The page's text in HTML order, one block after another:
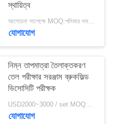
স্থায়িত্ব
আলোচনা সাপেক্ষে MOQ:পলিমার সমন্বিত ফ্লুয়েড পরীক্ষকের 1 সেট শিয়ার স্থায়িত্ব
যোগাযোগ
নিম্ন তাপমাত্রা তৈলাক্তকরণ
তেল পরীক্ষার সরঞ্জাম ব্রুকফিল্ড
ভিসোসিটি পরীক্ষক
USD2000~3000 / set MOQ:1 বিন্যাস করুন
যোগাযোগ